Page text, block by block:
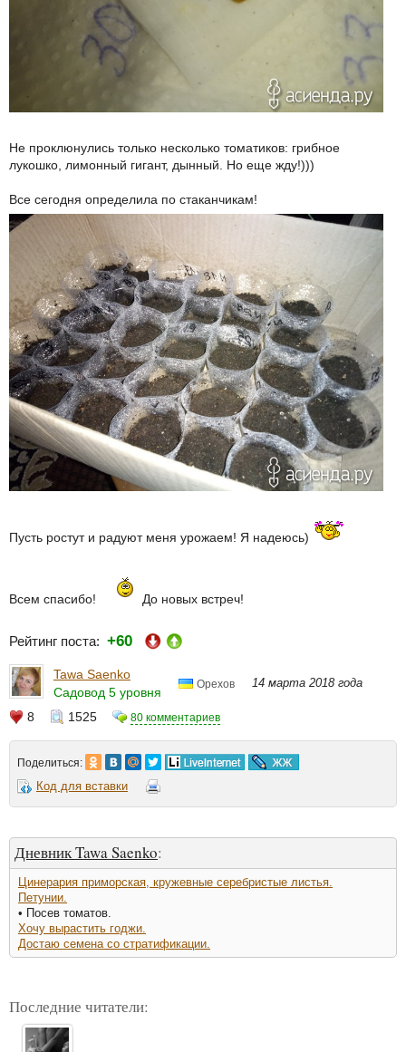
Не проклюнулись только несколько томатиков: грибное
лукошко, лимонный гигант, дынный. Но еще жду!)))
Все сегодня определила по стаканчикам!
Пусть ростут и радуют меня урожаем! Я надеюсь)
Всем спасибо! До новых встреч!
Рейтинг поста: +60
Tawa Saenko
Садовод 5 уровня
Орехов 14 марта 2018 года
8 1525 80 комментариев
Поделиться:
Код для вставки
Дневник Tawa Saenko:
Цинерария приморская, кружевные серебристые листья.
Петунии.
• Посев томатов.
Хочу вырастить годжи.
Достаю семена со стратификации.
Последние читатели: